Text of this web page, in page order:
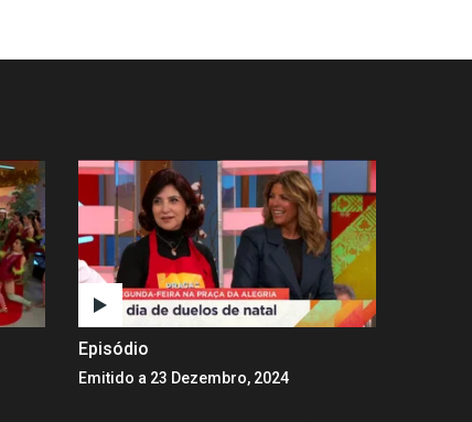
Episódio
Emitido a 23 Dezembro, 2024